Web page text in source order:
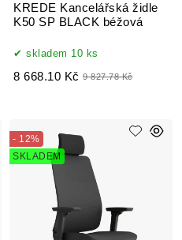
KREDE Kancelářská židle
K50 SP BLACK béžová
skladem 10 ks
8 668.10 Kč 9 827.78 Kč
- 12%
SKLADEM